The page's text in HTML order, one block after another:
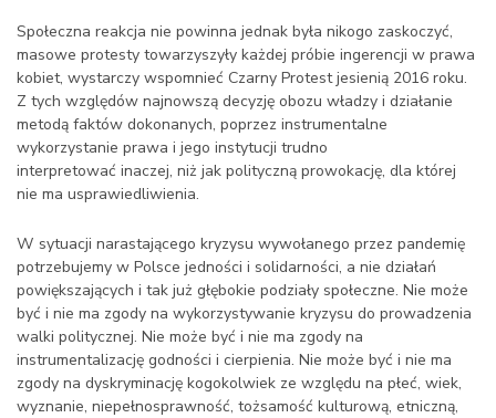
Społeczna reakcja nie powinna jednak była nikogo zaskoczyć,
masowe protesty towarzyszyły każdej próbie ingerencji w prawa
kobiet, wystarczy wspomnieć Czarny Protest jesienią 2016 roku.
Z tych względów najnowszą decyzję obozu władzy i działanie
metodą faktów dokonanych, poprzez instrumentalne
wykorzystanie prawa i jego instytucji trudno
interpretować inaczej, niż jak polityczną prowokację, dla której
nie ma usprawiedliwienia.
W sytuacji narastającego kryzysu wywołanego przez pandemię
potrzebujemy w Polsce jedności i solidarności, a nie działań
powiększających i tak już głębokie podziały społeczne. Nie może
być i nie ma zgody na wykorzystywanie kryzysu do prowadzenia
walki politycznej. Nie może być i nie ma zgody na
instrumentalizację godności i cierpienia. Nie może być i nie ma
zgody na dyskryminację kogokolwiek ze względu na płeć, wiek,
wyznanie, niepełnosprawność, tożsamość kulturową, etniczną,